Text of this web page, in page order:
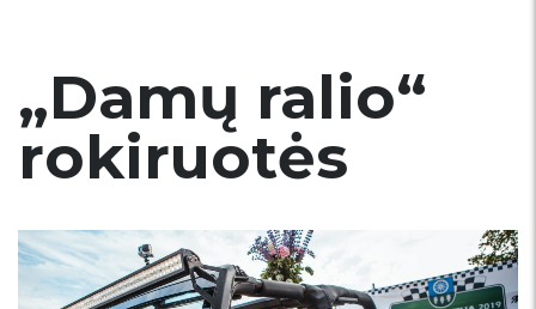
„Damų ralio“
rokiruotės